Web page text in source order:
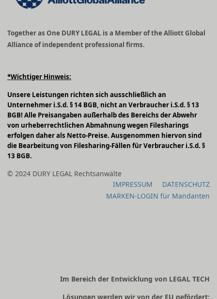
Together as One DURY LEGAL is a Member of the Alliott Global
Alliance of independent professional firms.
*Wichtiger Hinweis:
Unsere Leistungen richten sich ausschließlich an
Unternehmer i.S.d. § 14 BGB, nicht an Verbraucher i.S.d. § 13
BGB! Alle Preisangaben außerhalb des Bereichs der Abwehr
von urheberrechtlichen Abmahnung wegen Filesharings
erfolgen daher als Netto-Preise. Ausgenommen hiervon sind
die Bearbeitung von Filesharing-Fällen für Verbraucher i.S.d. §
13 BGB.
© 2024 DURY LEGAL Rechtsanwälte
IMPRESSUM
DATENSCHUTZ
MARKEN-LOGIN für Mandanten
Im Bereich der Entwicklung von LEGAL TECH
Lösungen werden wir von der EU gefördert: